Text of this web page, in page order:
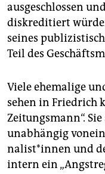
ausgeschlossen
diskreditiert
seines
Teil des
Viele ehemalige
sehen in Friedrich
Zeitungsmann“.
unabhängig
na­lis­t*in­nen und
intern ein